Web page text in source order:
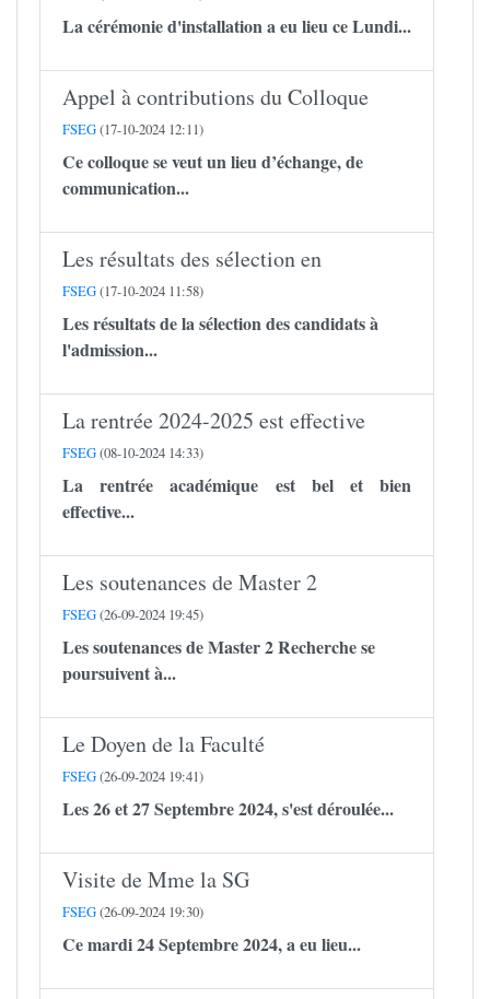
La cérémonie d'installation a eu lieu ce Lundi...
Appel à contributions du Colloque
FSEG(17-10-2024 12:11)
Ce colloque se veut un lieu d’échange, de
communication...
Les résultats des sélection en
FSEG(17-10-2024 11:58)
Les résultats de la sélection des candidats à
l'admission...
La rentrée 2024-2025 est effective
FSEG(08-10-2024 14:33)
La rentrée académique est bel et bien
effective...
Les soutenances de Master 2
FSEG(26-09-2024 19:45)
Les soutenances de Master 2 Recherche se
poursuivent à...
Le Doyen de la Faculté
FSEG(26-09-2024 19:41)
Les 26 et 27 Septembre 2024, s'est déroulée...
Visite de Mme la SG
FSEG(26-09-2024 19:30)
Ce mardi 24 Septembre 2024, a eu lieu...